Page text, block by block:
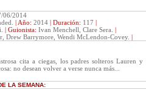
06/2014
| Año: 2014| Duración: 117 |
| Guionista: Ivan Menchell, Clare Sera. |
Drew Barrymore, Wendi McLendon-Covey. |
cita a ciegas, los padres solteros Lauren
no desean volver a verse nunca más...
LA SEMANA: